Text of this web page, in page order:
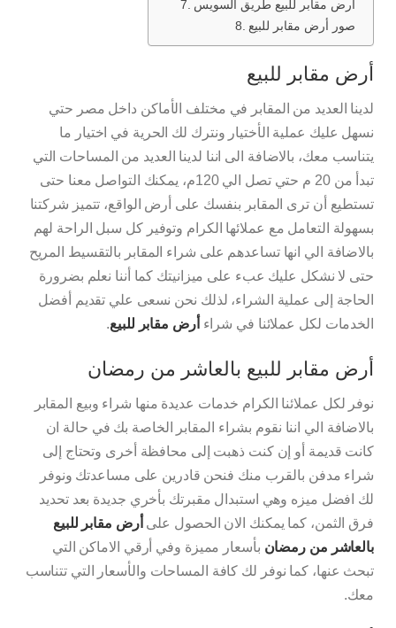
أرض مقابر للبيع طريق السويس
صور أرض مقابر للبيع
أرض مقابر للبيع
لدينا العديد من المقابر في مختلف الأماكن داخل مصر حتي
نسهل عليك عملية الأختيار ونترك لك الحرية في اختيار ما
يتناسب معك، بالاضافة الى اننا لدينا العديد من المساحات التي
تبدأ من 20 م حتي تصل الي 120م، يمكنك التواصل معنا حتى
تستطيع أن ترى المقابر بنفسك على أرض الواقع، تتميز شركتنا
بسهولة التعامل مع عملائها الكرام وتوفير كل سبل الراحة لهم
بالاضافة الي انها تساعدهم على شراء المقابر بالتقسيط المريح
حتى لا نشكل عليك عبء على ميزانيتك كما أننا نعلم بضرورة
الحاجة إلى عملية الشراء، لذلك نحن نسعى علي تقديم أفضل
الخدمات لكل عملائنا في شراء أرض مقابر للبيع.
أرض مقابر للبيع بالعاشر من رمضان
نوفر لكل عملائنا الكرام خدمات عديدة منها شراء وبيع المقابر
بالاضافة الي اننا نقوم بشراء المقابر الخاصة بك في حالة ان
كانت قديمة أو إن كنت ذهبت إلى محافظة أخرى وتحتاج إلى
شراء مدفن بالقرب منك فنحن قادرين على مساعدتك ونوفر
لك افضل ميزه وهي استبدال مقبرتك بأخري جديدة بعد تحديد
فرق الثمن، كما يمكنك الان الحصول على أرض مقابر للبيع
بالعاشر من رمضان بأسعار مميزة وفي أرقي الاماكن التي
تبحث عنها، كما نوفر لك كافة المساحات والأسعار التي تتناسب
معك.